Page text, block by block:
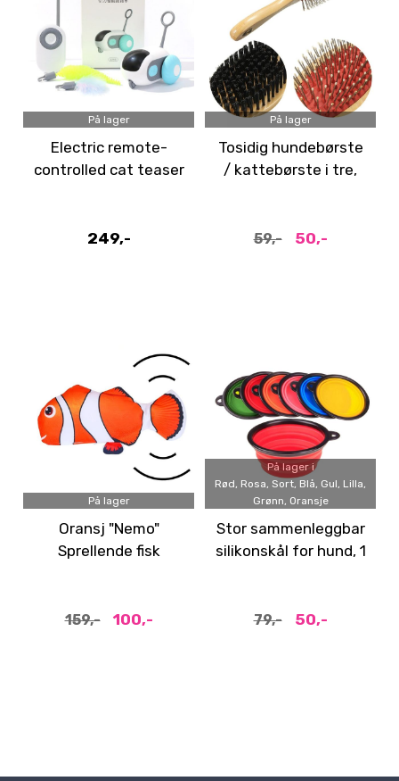
På lager
Electric remote-
controlled cat teaser
249,-
På lager
Tosidig hundebørste
/ kattebørste i tre,
59,- 50,-
På lager
Oransj "Nemo"
Sprellende fisk
159,- 100,-
På lager i
Rød, Rosa, Sort, Blå, Gul, Lilla,
Grønn, Oransje
Stor sammenleggbar
silikonskål for hund, 1
79,- 50,-